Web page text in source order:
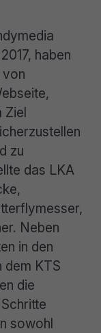
haben
von
Ziel
zu
das LKA
Neben
in den
dem KTS
die
sowohl